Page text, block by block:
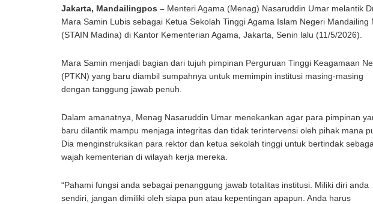
Jakarta, Mandailingpos – Menteri Agama (Menag) Nasaruddin Umar melantik
Mara Samin Lubis sebagai Ketua Sekolah Tinggi Agama Islam Negeri Mandailing
(STAIN Madina) di Kantor Kementerian Agama, Jakarta, Senin lalu (11/5/2026).
Mara Samin menjadi bagian dari tujuh pimpinan Perguruan Tinggi Keagamaan
(PTKN) yang baru diambil sumpahnya untuk memimpin institusi masing-masing
dengan tanggung jawab penuh.
Dalam amanatnya, Menag Nasaruddin Umar menekankan agar para pimpinan
baru dilantik mampu menjaga integritas dan tidak terintervensi oleh pihak mana
Dia menginstruksikan para rektor dan ketua sekolah tinggi untuk bertindak
wajah kementerian di wilayah kerja mereka.
“Pahami fungsi anda sebagai penanggung jawab totalitas institusi. Miliki diri anda
sendiri, jangan dimiliki oleh siapa pun atau kepentingan apapun. Anda harus